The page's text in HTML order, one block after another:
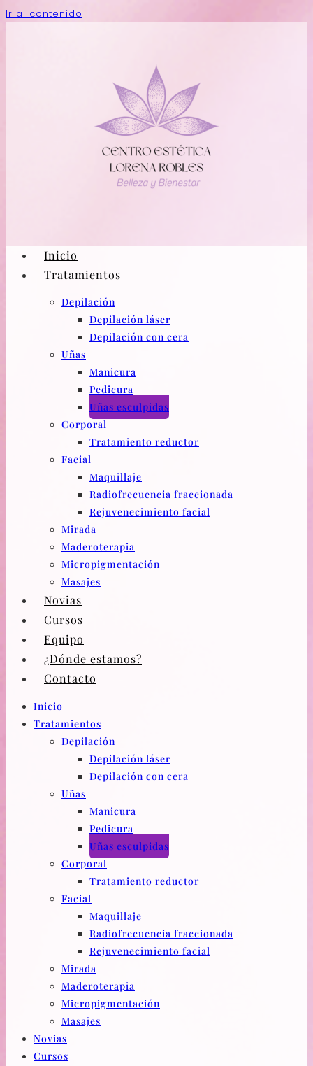
Ir al contenido
Inicio
Tratamientos
Depilación
Depilación láser
Depilación con cera
Uñas
Manicura
Pedicura
Uñas esculpidas
Corporal
Tratamiento reductor
Facial
Maquillaje
Radiofrecuencia fraccionada
Rejuvenecimiento facial
Mirada
Maderoterapia
Micropigmentación
Masajes
Novias
Cursos
Equipo
¿Dónde estamos?
Contacto
Inicio
Tratamientos
Depilación
Depilación láser
Depilación con cera
Uñas
Manicura
Pedicura
Uñas esculpidas
Corporal
Tratamiento reductor
Facial
Maquillaje
Radiofrecuencia fraccionada
Rejuvenecimiento facial
Mirada
Maderoterapia
Micropigmentación
Masajes
Novias
Cursos